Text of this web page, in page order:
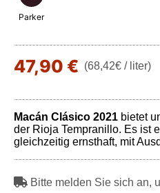
Parker
47,90 € (68,42€ / liter)
Macán Clásico 2021 bietet
der Rioja Tempranillo. Es ist
gleichzeitig ernsthaft, mit
Bitte melden Sie sich an,